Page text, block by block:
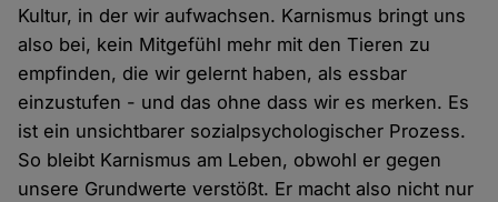
Kultur, in der wir aufwachsen. Karnismus bringt uns
also bei, kein Mitgefühl mehr mit den Tieren zu
empfinden, die wir gelernt haben, als essbar
einzustufen - und das ohne dass wir es merken. Es
ist ein unsichtbarer sozialpsychologischer Prozess.
So bleibt Karnismus am Leben, obwohl er gegen
unsere Grundwerte verstößt. Er macht also nicht nur